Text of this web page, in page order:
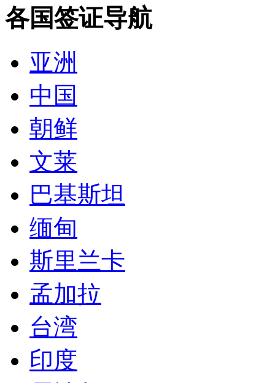
各国签证导航
亚洲
中国
朝鲜
文莱
巴基斯坦
缅甸
斯里兰卡
孟加拉
台湾
印度